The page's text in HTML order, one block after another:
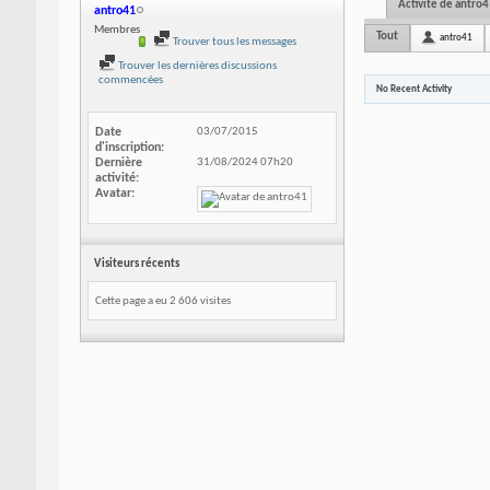
antro41
Membres
Trouver tous les messages
Trouver les dernières discussions
commencées
Date
d'inscription
03/07/2015
Dernière
activité
31/08/202407h20
Avatar
Visiteurs récents
Cette page a eu 2 606 visites
Activité de
Tout antro41
No Recent Activity